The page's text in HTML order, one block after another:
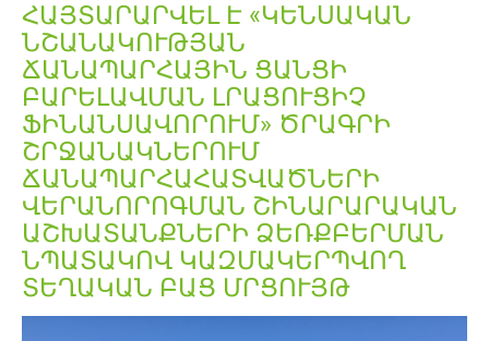
ՀԱՅՏԱՐԱՐՎԵԼ Է «ԿԵՆՍԱԿԱՆ
ՆՇԱՆԱԿՈՒԹՅԱՆ
ՃԱՆԱՊԱՐՀԱՅԻՆ ՑԱՆՑԻ
ԲԱՐԵԼԱՎՄԱՆ ԼՐԱՑՈՒՑԻՉ
ՖԻՆԱՆՍԱՎՈՐՈՒՄ» ԾՐԱԳՐԻ
ՇՐՋԱՆԱԿՆԵՐՈՒՄ
ՃԱՆԱՊԱՐՀԱՀԱՏՎԱԾՆԵՐԻ
ՎԵՐԱՆՈՐՈԳՄԱՆ ՇԻՆԱՐԱՐԱԿԱՆ
ԱՇԽԱՏԱՆՔՆԵՐԻ ՁԵՌՔԲԵՐՄԱՆ
ՆՊԱՏԱԿՈՎ ԿԱԶՄԱԿԵՐՊՎՈՂ
ՏԵՂԱԿԱՆ ԲԱՑ ՄՐՑՈՒՅԹ